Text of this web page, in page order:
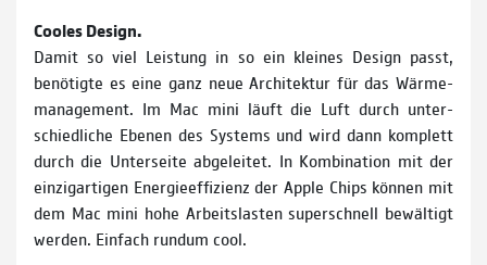
Cooles Design.
Damit so viel Leistung in so ein kleines Design passt,
benötigte es eine ganz neue Archi­tektur für das Wärme­
management­. Im Mac mini läuft die Luft durch unter­
schied­liche Ebenen des Systems und wird dann komplett
durch die Unterseite abgeleitet. In Kombi­nation mit der
einzig­artigen Energie­effizienz der Apple Chips können mit
dem Mac mini hohe Arbeits­lasten super­schnell bewältigt
werden. Einfach rundum cool.